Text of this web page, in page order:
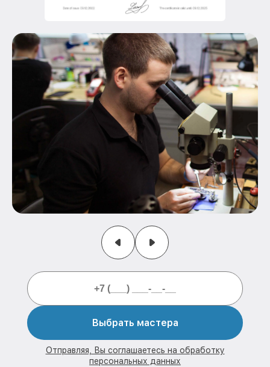
Выбрать мастера
Отправляя, Вы соглашаетесь на обработку
персональных данных